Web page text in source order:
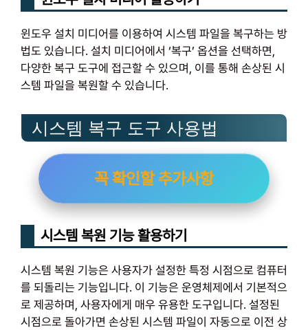
윈도우 설치 미디어를 이용하여 시스템 파일을 복구하는 방
법도 있습니다. 설치 미디어에서 ‘복구’ 옵션을 선택하면,
다양한 복구 도구에 접근할 수 있으며, 이를 통해 손상된 시
스템 파일을 복원할 수 있습니다.
시스템 복구 도구 사용법
꼭 확인할 추가사항
시스템 복원 기능 활용하기
시스템 복원 기능은 사용자가 설정한 특정 시점으로 컴퓨터
를 되돌리는 기능입니다. 이 기능은 운영체제에서 기본적으
로 제공하며, 사용자에게 매우 유용한 도구입니다. 설정된
시점으로 돌아가면 손상된 시스템 파일이 자동으로 이전 상